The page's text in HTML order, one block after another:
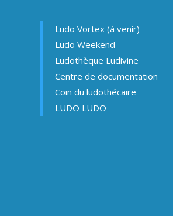
Ludo Vortex (à venir)
Ludo Weekend
Ludothèque Ludivine
Centre de documentation
Coin du ludothécaire
LUDO LUDO